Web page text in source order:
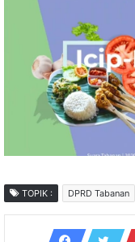
TOPIK : DPRD Tabanan